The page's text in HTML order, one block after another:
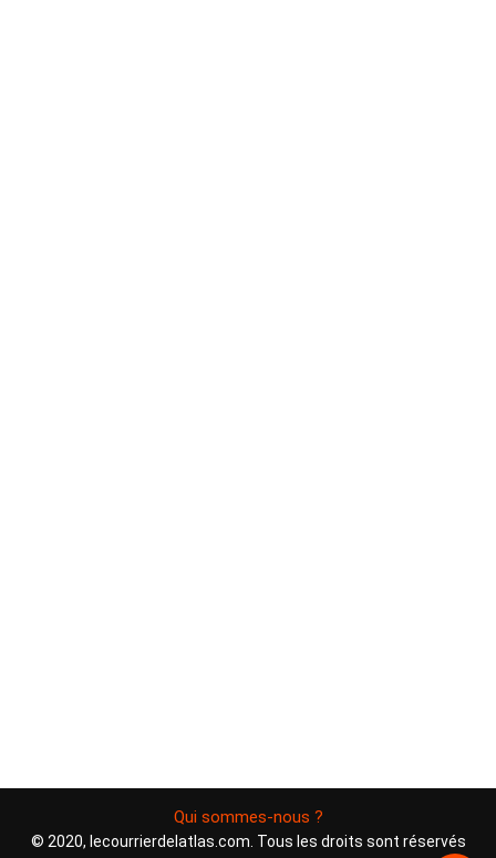
Qui sommes-nous ?
© 2020, lecourrierdelatlas.com. Tous les droits sont réservés